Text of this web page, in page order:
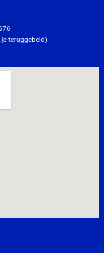
teruggebeld).